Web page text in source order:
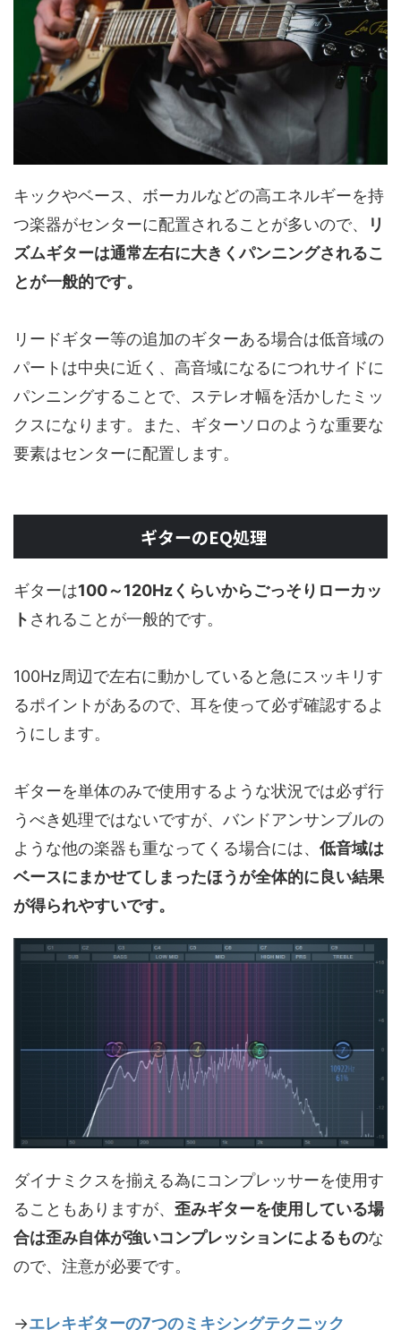
キックやベース、ボーカルなどの高エネルギーを持
つ楽器がセンターに配置されることが多いので、
リ
ズムギターは通常左右に大きくパンニングされるこ
とが一般的です。
リードギター等の追加のギターある場合は低音域の
パートは中央に近く、高音域になるにつれサイドに
パンニングすることで、ステレオ幅を活かしたミッ
クスになります。また、ギターソロのような重要な
要素はセンターに配置します。
ギターのEQ処理
ギターは100～120Hzくらいからごっそりローカッ
ト されることが一般的です。
100Hz周辺で左右に動かしていると急にスッキリす
るポイントがあるので、耳を使って必ず確認するよ
うにします。
ギターを単体のみで使用するような状況では必ず行
うべき処理ではないですが、バンドアンサンブルの
ような他の楽器も重なってくる場合には、 低音域は
ベースにまかせてしまったほうが全体的に良い結果
が得られやすいです。
ダイナミクスを揃える為にコンプレッサーを使用す
ることもありますが、 歪みギターを使用している場
合は歪み自体が強いコンプレッションによるものな
ので、注意が必要です。
→エレキギターの7つのミキシングテクニック